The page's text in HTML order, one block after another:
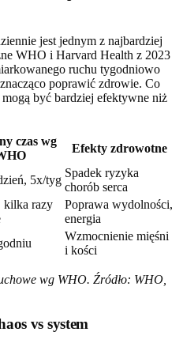
jest jednym z najbardziej
WHO i Harvard Health z 2023
ruchu tygodniowo
poprawić zdrowie. Co
być bardziej efektywne niż
czas wg
Efekty zdrowotne
5x/tyg
Spadek ryzyka
chorób serca
kilka razy
Poprawa wydolności,
energia
Wzmocnienie mięśni
i kości
wg WHO. Źródło: WHO,
vs system